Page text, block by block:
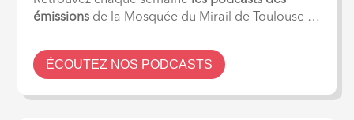
émissions de la Mosquée du Mirail de Toulouse …
ÉCOUTEZ NOS PODCASTS